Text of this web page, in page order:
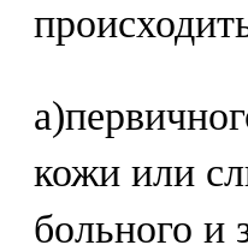
кожи или
больного и